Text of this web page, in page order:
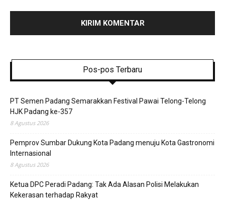
Pos-pos Terbaru
PT Semen Padang Semarakkan Festival Pawai Telong-Telong
HJK Padang ke-357
8 Agustus 2026
Pemprov Sumbar Dukung Kota Padang menuju Kota Gastronomi
Internasional
8 Agustus 2026
Ketua DPC Peradi Padang: Tak Ada Alasan Polisi Melakukan
Kekerasan terhadap Rakyat